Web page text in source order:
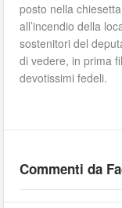
posto nella
all’incendio della
sostenitori del
di vedere, in prima
devotissimi fedeli.
Commenti da